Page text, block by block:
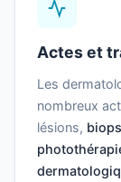
Actes et
Les
nombreux
lésions,